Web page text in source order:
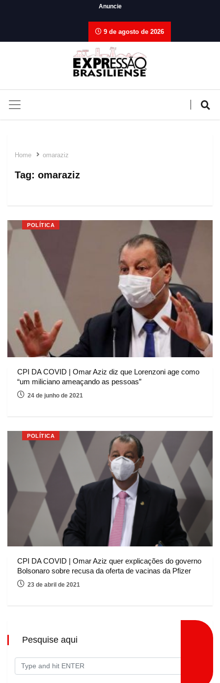
Anuncie
9 de agosto de 2026
Home omaraziz
Tag: omaraziz
POLÍTICA
CPI DA COVID | Omar Aziz diz que Lorenzoni age como
“um miliciano ameaçando as pessoas”
24 de junho de 2021
POLÍTICA
CPI DA COVID | Omar Aziz quer explicações do governo
Bolsonaro sobre recusa da oferta de vacinas da Pfizer
23 de abril de 2021
Pesquise aqui